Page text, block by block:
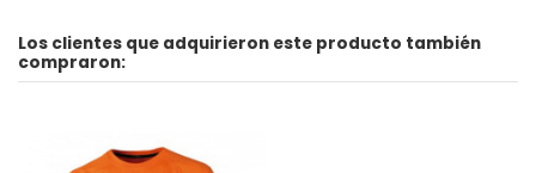
Los clientes que adquirieron este producto también
compraron: